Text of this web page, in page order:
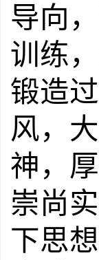
导向
训练
锻造
风，
神，
崇尚
下思